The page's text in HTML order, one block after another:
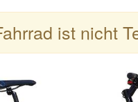
ist nicht